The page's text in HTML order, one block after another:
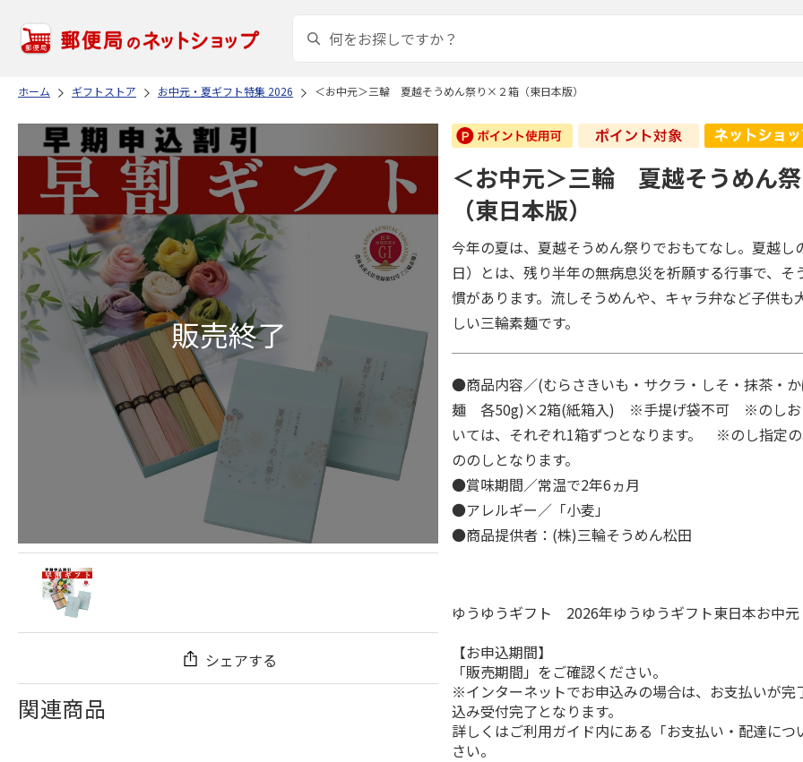
ホーム ギフトストア お中元・夏ギフト特集 2026 ＜お中元＞三輪 夏越そうめん祭り×２箱（東日本版）
シェアする
関連商品
＜お中元＞三輪 夏越そうめん
（東日本版）
今年の夏は、夏越そうめん祭りでおもてなし。夏越し
日）とは、残り半年の無病息災を祈願する行事で、そ
慣があります。流しそうめんや、キャラ弁など子供も
しい三輪素麺です。
●商品内容／(むらさきいも・サクラ・しそ・抹茶・
麺 各50g)×2箱(紙箱入) ※手提げ袋不可 ※のしお
いては、それぞれ1箱ずつとなります。 ※のし指定
ののしとなります。
●賞味期間／常温で2年6ヵ月
●アレルギー／「小麦」
●商品提供者：(株)三輪そうめん松田
ゆうゆうギフト 2026年ゆうゆうギフト東日本お中
【お申込期間】
「販売期間」をご確認ください。
※インターネットでお申込みの場合は、お支払いが完
込み受付完了となります。
詳しくはご利用ガイド内にある「お支払い・配達につ
さい。